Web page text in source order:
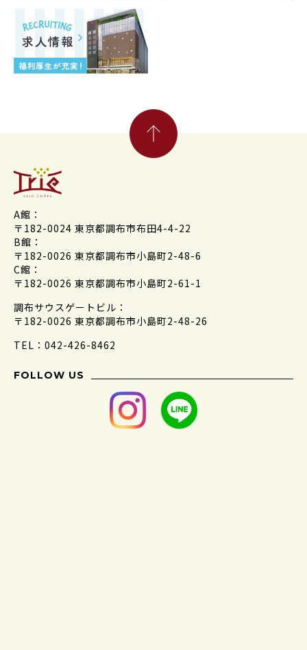
A館：
〒182-0024 東京都調布市布田4-4-22
B館：
〒182-0026 東京都調布市小島町2-48-6
C館：
〒182-0026 東京都調布市小島町2-61-1
調布サウスゲートビル：
〒182-0026 東京都調布市小島町2-48-26
TEL：042-426-8462
FOLLOW US